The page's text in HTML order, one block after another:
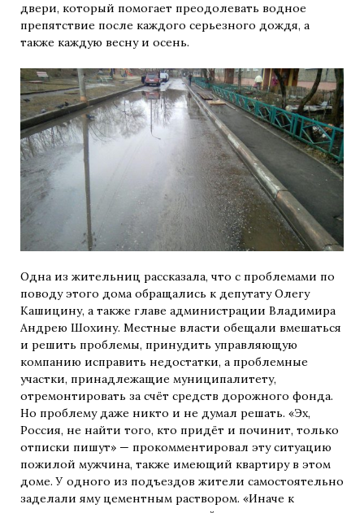
двери, который помогает преодолевать водное
препятствие после каждого серьезного дождя, а
также каждую весну и осень.
Одна из жительниц рассказала, что с проблемами по
поводу этого дома обращались к депутату Олегу
Кашицину, а также главе администрации Владимира
Андрею Шохину. Местные власти обещали вмешаться
и решить проблемы, принудить управляющую
компанию исправить недостатки, а проблемные
участки, принадлежащие муниципалитету,
отремонтировать за счёт средств дорожного фонда.
Но проблему даже никто и не думал решать. «Эх,
Россия, не найти того, кто придёт и починит, только
отписки пишут» — прокомментировал эту ситуацию
пожилой мужчина, также имеющий квартиру в этом
доме. У одного из подъездов жители самостоятельно
заделали яму цементным раствором. «Иначе к